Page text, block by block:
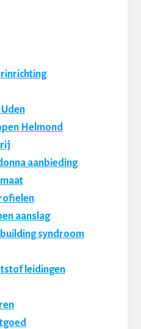
Helmond
aanbieding
aanslag
syndroom
leidingen